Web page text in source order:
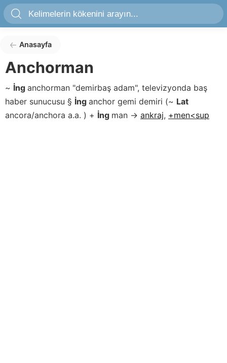
Anasayfa
Anchorman
~ İng anchorman "demirbaş adam", televizyonda baş
haber sunucusu § İng anchor gemi demiri (~ Lat
ancora/anchora a.a. ) + İng man → ankraj, +men<sup